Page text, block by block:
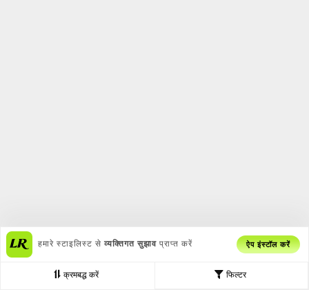
फिल्टर
क्रमबद्ध करें
हमारे स्टाइलिस्ट से व्यक्तिगत सुझाव प्राप्त करें ऐप इंस्टॉल करें